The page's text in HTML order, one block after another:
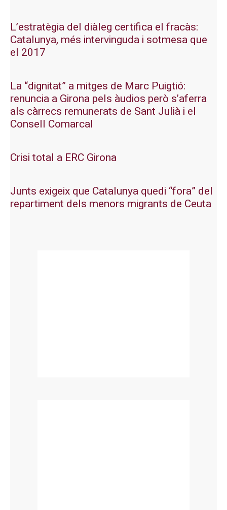
L’estratègia del diàleg certifica el fracàs:
Catalunya, més intervinguda i sotmesa que
el 2017
La “dignitat” a mitges de Marc Puigtió:
renuncia a Girona pels àudios però s’aferra
als càrrecs remunerats de Sant Julià i el
Consell Comarcal
Crisi total a ERC Girona
Junts exigeix que Catalunya quedi “fora” del
repartiment dels menors migrants de Ceuta